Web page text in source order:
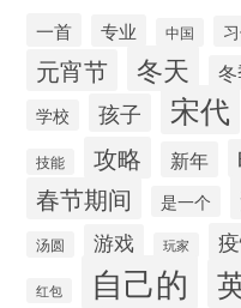
一首 专业 中国
元宵节 冬天
学校
孩子 宋代
技能 攻略 新年
春节期间 是一个
汤圆 游戏 玩家
红包 自己的